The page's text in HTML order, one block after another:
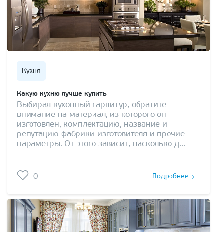
Кухня
Какую кухню лучше купить
Выбирая кухонный гарнитур, обратите
внимание на материал, из которого он
изготовлен, комплектацию, название и
репутацию фабрики-изготовителя и прочие
параметры. От этого зависит, насколько д…
0 Подробнее